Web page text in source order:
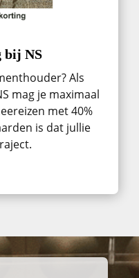
bij NS
Als
mag je maximaal
met 40%
is dat jullie